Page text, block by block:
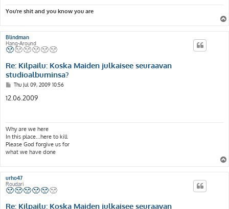
You're shit and you know you are
Blindman
Hang-Around
Re: Kilpailu: Koska Maiden julkaisee seuraavan
studioalbuminsa?
P
s
t
Thu Jul 09, 2009 10:56
12.06.2009
Why are we here
In this place...here to kill
Please God forgive us for
what we have done
urho47
Roudari
Re: Kilpailu: Koska Maiden julkaisee seuraavan